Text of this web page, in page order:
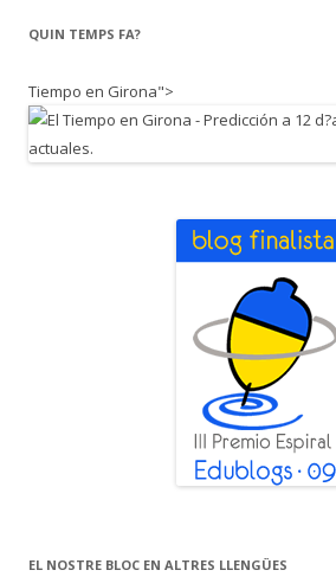
QUIN TEMPS FA?
Tiempo en Girona">
EL NOSTRE BLOC EN ALTRES LLENGÜES